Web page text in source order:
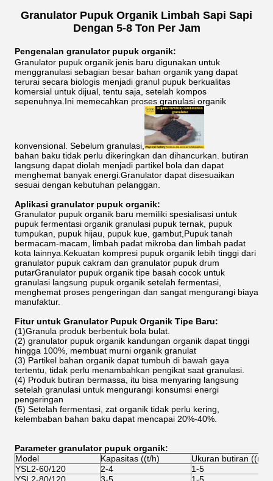
Granulator Pupuk Organik Limbah Sapi Sapi
Dengan 5-8 Ton Per Jam
Pengenalan granulator pupuk organik:
Granulator pupuk organik jenis baru digunakan untuk
menggranulasi sebagian besar bahan organik yang dapat
terurai secara biologis menjadi granul pupuk berkualitas
komersial untuk dijual, tentu saja, setelah kompos
sepenuhnya.Ini memecahkan proses granulasi organik
konvensional. Sebelum granulasi,
bahan baku tidak perlu dikeringkan dan dihancurkan. butiran
langsung dapat diolah menjadi partikel bola dan dapat
menghemat banyak energi.Granulator dapat disesuaikan
sesuai dengan kebutuhan pelanggan.
Aplikasi granulator pupuk organik:
Granulator pupuk organik baru memiliki spesialisasi untuk
pupuk fermentasi organik granulasi pupuk ternak, pupuk
tumpukan, pupuk hijau, pupuk kue, gambut,Pupuk tanah
bermacam-macam, limbah padat mikroba dan limbah padat
kota lainnya.Kekuatan kompresi pupuk organik lebih tinggi dari
granulator pupuk cakram dan granulator pupuk drum
putarGranulator pupuk organik tipe basah cocok untuk
granulasi langsung pupuk organik setelah fermentasi,
menghemat proses pengeringan dan sangat mengurangi biaya
manufaktur.
Fitur untuk Granulator Pupuk Organik Tipe Baru:
(1)Granula produk berbentuk bola bulat.
(2) granulator pupuk organik kandungan organik dapat tinggi
hingga 100%, membuat murni organik granulat
(3) Partikel bahan organik dapat tumbuh di bawah gaya
tertentu, tidak perlu menambahkan pengikat saat granulasi.
(4) Produk butiran bermassa, itu bisa menyaring langsung
setelah granulasi untuk mengurangi konsumsi energi
pengeringan
(5) Setelah fermentasi, zat organik tidak perlu kering,
kelembaban bahan baku dapat mencapai 20%-40%.
Parameter granulator pupuk organik:
Model
Kapasitas ((t/h)
Ukuran butiran
YSL2-60/120
2-4
1-5